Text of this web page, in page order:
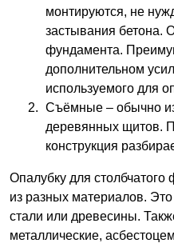
монтируются, не
застывания бетона.
фундамента.
дополнительном
используемого для
Съёмные – обычно
деревянных щитов.
конструкция
Опалубку для
из разных материалов.
стали или древесины.
металлические,